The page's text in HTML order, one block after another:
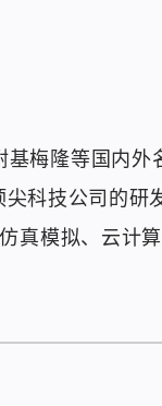
梅隆等国内外
科技公司的研
真模拟、云计